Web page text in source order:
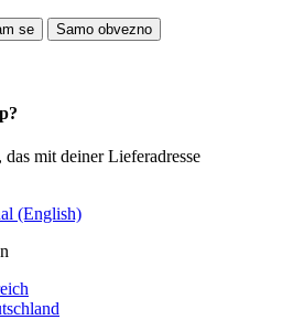
se Samo obvezno
, das mit deiner Lieferadresse
(English)